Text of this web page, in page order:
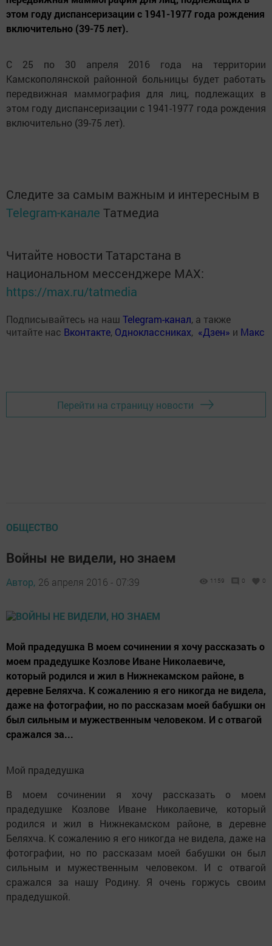
этом году диспансеризации с 1941-1977 года рождения
включительно (39-75 лет).
С 25 по 30 апреля 2016 года на территории
Камскополянской районной больницы будет работать
передвижная маммография для лиц, подлежащих в
этом году диспансеризации с 1941-1977 года рождения
включительно (39-75 лет).
Следите за самым важным и интересным в
Telegram-канале Татмедиа
Читайте новости Татарстана в
национальном мессенджере MАХ:
https://max.ru/tatmedia
Подписывайтесь на наш Telegram-канал, а также
читайте нас Вконтакте, Одноклассниках, «Дзен» и Макс
Перейти на страницу новости
ОБЩЕСТВО
Войны не видели, но знаем
Автор, 26 апреля 2016 - 07:39 1159 0 0
Мой прадедушка В моем сочинении я хочу рассказать о
моем прадедушке Козлове Иване Николаевиче,
который родился и жил в Нижнекамском районе, в
деревне Беляхча. К сожалению я его никогда не видела,
даже на фотографии, но по рассказам моей бабушки он
был сильным и мужественным человеком. И с отвагой
сражался за...
Мой прадедушка
В моем сочинении я хочу рассказать о моем
прадедушке Козлове Иване Николаевиче, который
родился и жил в Нижнекамском районе, в деревне
Беляхча. К сожалению я его никогда не видела, даже на
фотографии, но по рассказам моей бабушки он был
сильным и мужественным человеком. И с отвагой
сражался за нашу Родину. Я очень горжусь своим
прадедушкой.